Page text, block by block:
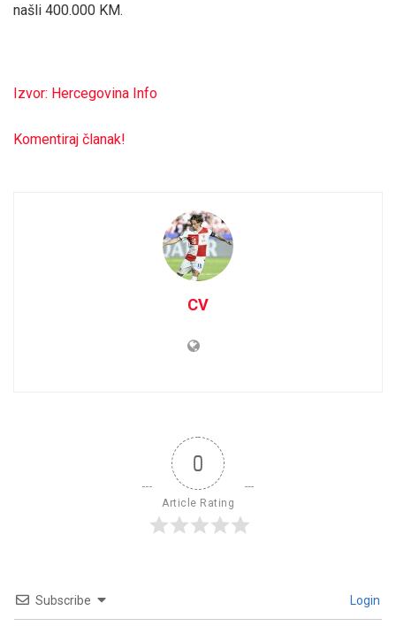
našli 400.000 KM.
Izvor: Hercegovina Info
Komentiraj članak!
CV
0
Article Rating
Subscribe Login